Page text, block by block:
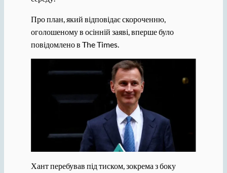
Про план, який відповідає скороченню,
оголошеному в осінній заяві, вперше було
повідомлено в The Times.
Хант перебував під тиском, зокрема з боку